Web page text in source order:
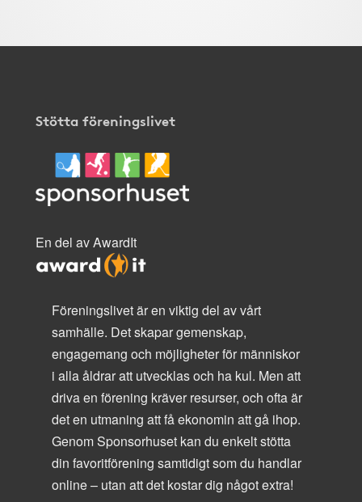
Stötta föreningslivet
En del av AwardIt
Föreningslivet är en viktig del av vårt
samhälle. Det skapar gemenskap,
engagemang och möjligheter för människor
i alla åldrar att utvecklas och ha kul. Men att
driva en förening kräver resurser, och ofta är
det en utmaning att få ekonomin att gå ihop.
Genom Sponsorhuset kan du enkelt stötta
din favoritförening samtidigt som du handlar
online – utan att det kostar dig något extra!